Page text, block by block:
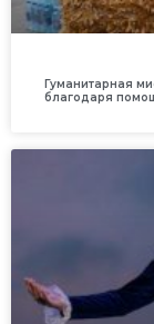
Гуманитарная
благодаря